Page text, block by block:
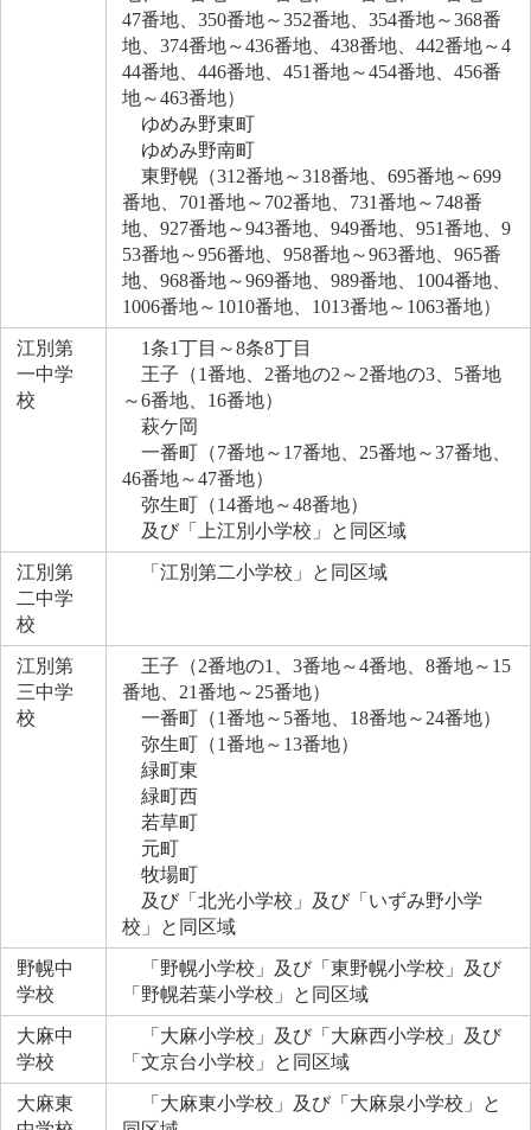
47番地、350番地～352番地、354番地～368番
地、374番地～436番地、438番地、442番地～4
44番地、446番地、451番地～454番地、456番
地～463番地）
ゆめみ野東町
ゆめみ野南町
東野幌（312番地～318番地、695番地～699
番地、701番地～702番地、731番地～748番
地、927番地～943番地、949番地、951番地、9
53番地～956番地、958番地～963番地、965番
地、968番地～969番地、989番地、1004番地、
1006番地～1010番地、1013番地～1063番地）
江別第
一中学
校
1条1丁目～8条8丁目
王子（1番地、2番地の2～2番地の3、5番地
～6番地、16番地）
萩ケ岡
一番町（7番地～17番地、25番地～37番地、
46番地～47番地）
弥生町（14番地～48番地）
及び「上江別小学校」と同区域
江別第
二中学
校
「江別第二小学校」と同区域
江別第
三中学
校
王子（2番地の1、3番地～4番地、8番地～15
番地、21番地～25番地）
一番町（1番地～5番地、18番地～24番地）
弥生町（1番地～13番地）
緑町東
緑町西
若草町
元町
牧場町
及び「北光小学校」及び「いずみ野小学
校」と同区域
野幌中
学校
「野幌小学校」及び「東野幌小学校」及び
「野幌若葉小学校」と同区域
大麻中
学校
「大麻小学校」及び「大麻西小学校」及び
「文京台小学校」と同区域
大麻東
「大麻東小学校」及び「大麻泉小学校」と